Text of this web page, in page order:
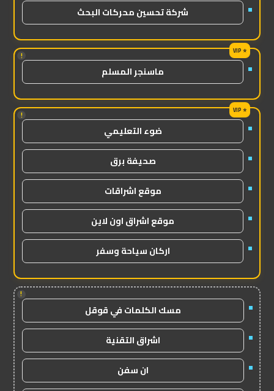
شركة تحسين محركات البحث
!
ماسنجر المسلم
!
ضوء التعليمي
صحيفة برق
موقع اشراقات
موقع اشراق اون لاين
اركان سياحة وسفر
!
مسك الكلمات في قوقل
اشراق التقنية
ان سفن